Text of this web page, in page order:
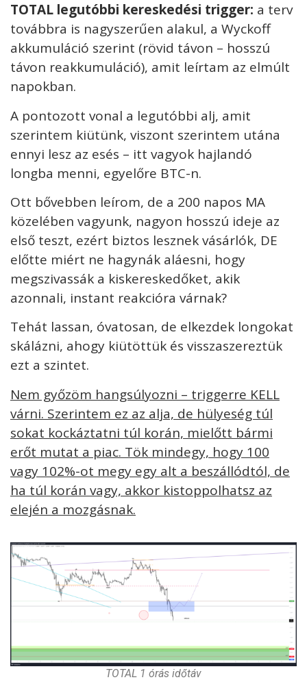
TOTAL legutóbbi kereskedési trigger: a terv
továbbra is nagyszerűen alakul, a Wyckoff
akkumuláció szerint (rövid távon – hosszú
távon reakkumuláció), amit leírtam az elmúlt
napokban.
A pontozott vonal a legutóbbi alj, amit
szerintem kiütünk, viszont szerintem utána
ennyi lesz az esés – itt vagyok hajlandó
longba menni, egyelőre BTC-n.
Ott bővebben leírom, de a 200 napos MA
közelében vagyunk, nagyon hosszú ideje az
első teszt, ezért biztos lesznek vásárlók, DE
előtte miért ne hagynák aláesni, hogy
megszivassák a kiskereskedőket, akik
azonnali, instant reakcióra várnak?
Tehát lassan, óvatosan, de elkezdek longokat
skálázni, ahogy kiütöttük és visszaszereztük
ezt a szintet.
Nem győzöm hangsúlyozni – triggerre KELL
várni. Szerintem ez az alja, de hülyeség túl
sokat kockáztatni túl korán, mielőtt bármi
erőt mutat a piac. Tök mindegy, hogy 100
vagy 102%-ot megy egy alt a beszállódtól, de
ha túl korán vagy, akkor kistoppolhatsz az
elején a mozgásnak.
TOTAL 1 órás időtáv